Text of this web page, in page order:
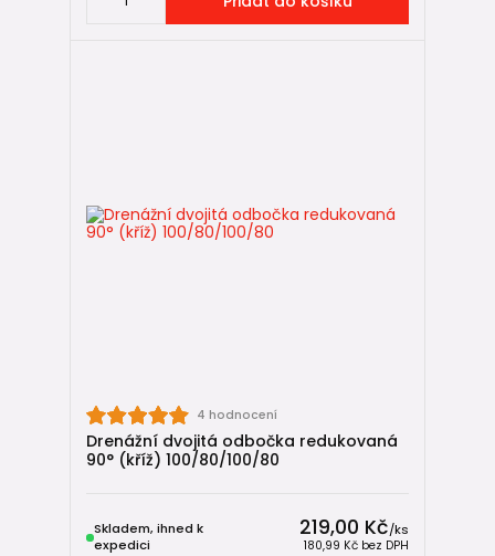
4 hodnocení
Drenážní dvojitá odbočka redukovaná
90° (kříž) 100/80/100/80
219,00 Kč/ks
180,99 Kč bez DPH
Skladem, ihned k
expedici